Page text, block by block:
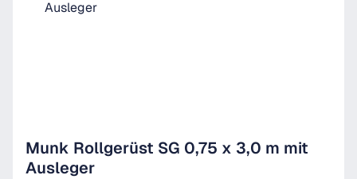
Munk Rollgerüst SG 0,75 x 3,0 m mit
Ausleger